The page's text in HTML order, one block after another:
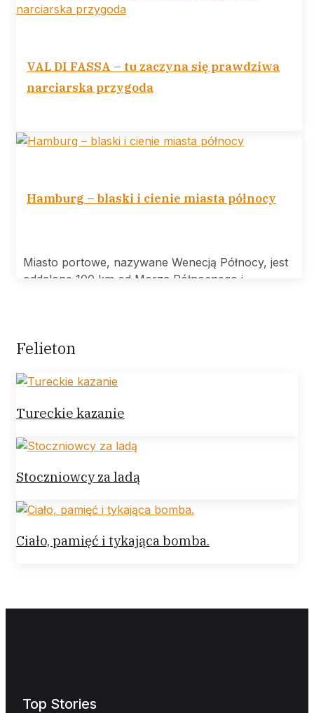
VAL DI FASSA – tu zaczyna się prawdziwa
narciarska przygoda
VAL DI FASSA tu zaczyna się prawdziwa
Hamburg – blaski i cienie miasta północy
Miasto portowe, nazywane Wenecją Północy, jest
oddalone 100 km od Morza Północnego i
Felieton
Tureckie kazanie
Stoczniowcy za ladą
Ciało, pamięć i tykająca bomba.
Top Stories